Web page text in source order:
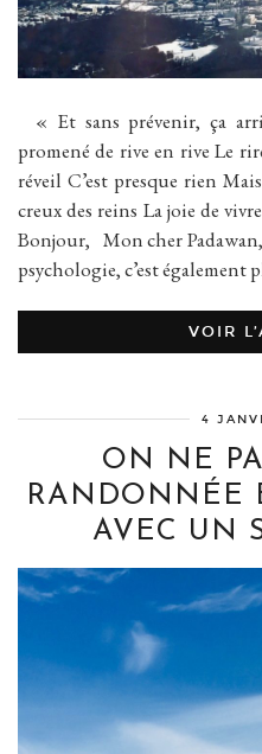
« Et sans prévenir, ça
promené de rive en rive Le
réveil C’est presque rien
creux des reins La joie de
Bonjour, Mon cher Padawan,
psychologie, c’est
VOIR
4
ON NE
RANDONNÉE
AVEC UN